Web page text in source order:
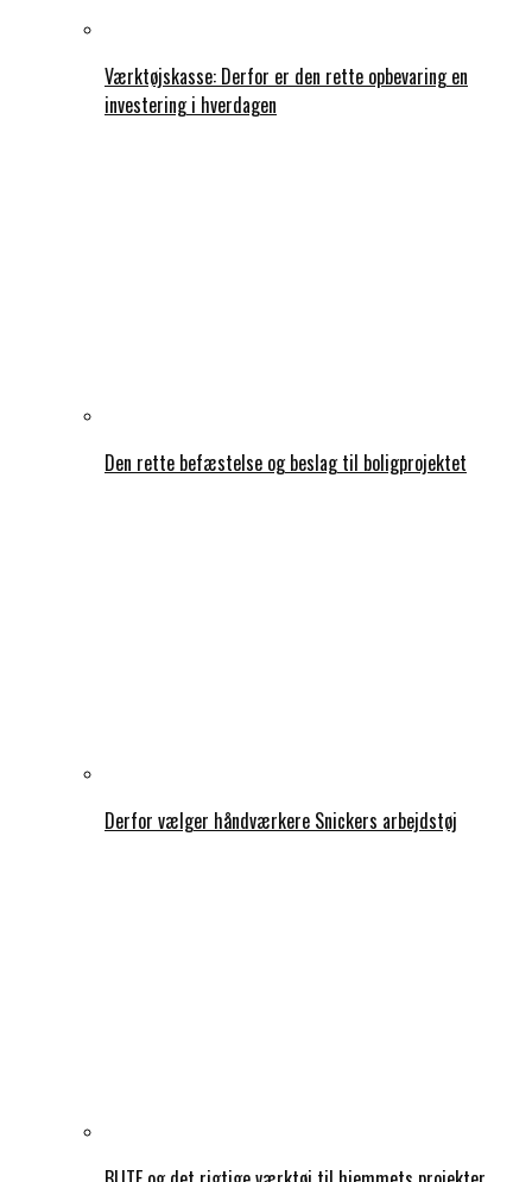
Værktøjskasse: Derfor er den rette opbevaring en
investering i hverdagen
Den rette befæstelse og beslag til boligprojektet
Derfor vælger håndværkere Snickers arbejdstøj